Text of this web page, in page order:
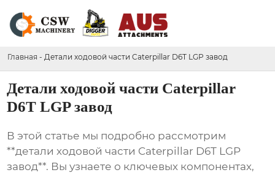
Главная - Детали ходовой части Caterpillar D6T LGP завод
Детали ходовой части Caterpillar
D6T LGP завод
В этой статье мы подробно рассмотрим
**детали ходовой части Caterpillar D6T LGP
завод**. Вы узнаете о ключевых компонентах,